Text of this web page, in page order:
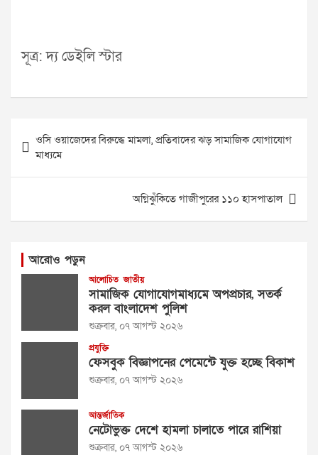
সূত্র: দ্য ডেইলি স্টার
Post
navigation
ওসি ওয়াজেদের বিরুদ্ধে মামলা, প্রতিবাদের ঝড় সামাজিক যোগাযোগ
মাধ্যমে
অগ্নিঝুঁকিতে গাজীপুরের ১১০ হাসপাতাল
আরোও পড়ুন
আলোচিত জাতীয়
সামাজিক যোগাযোগমাধ্যমে অপপ্রচার, সতর্ক
করল বাংলাদেশ পুলিশ
শুক্রবার, ০৭ আগস্ট ২০২৬
প্রযুক্তি
ফেসবুক বিজ্ঞাপনের পেমেন্টে যুক্ত হচ্ছে বিকাশ
শুক্রবার, ০৭ আগস্ট ২০২৬
আন্তর্জাতিক
নেটোভুক্ত দেশে হামলা চালাতে পারে রাশিয়া
শুক্রবার, ০৭ আগস্ট ২০২৬